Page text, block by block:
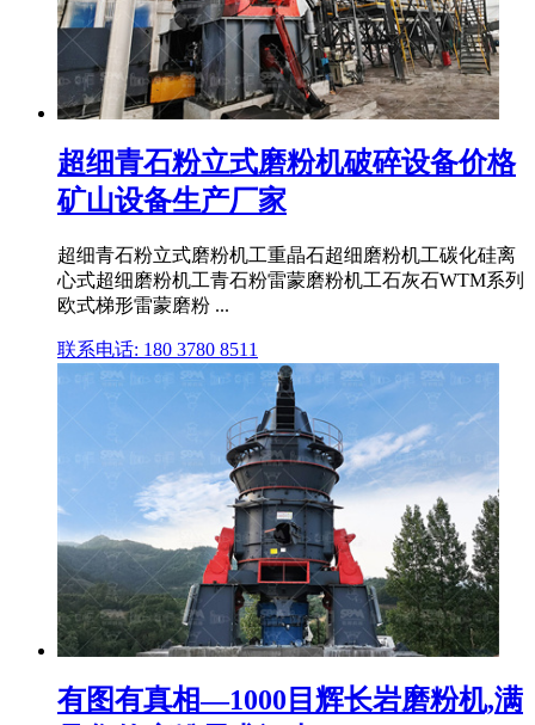
超细青石粉立式磨粉机破碎设备价格
矿山设备生产厂家
超细青石粉立式磨粉机工重晶石超细磨粉机工碳化硅离
心式超细磨粉机工青石粉雷蒙磨粉机工石灰石WTM系列
欧式梯形雷蒙磨粉 ...
联系电话: 180 3780 8511
有图有真相—1000目辉长岩磨粉机,满